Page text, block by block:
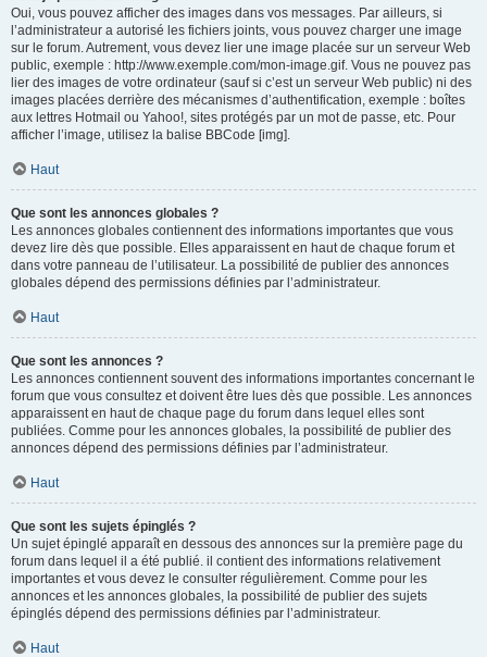
Oui, vous pouvez afficher des images dans vos messages. Par ailleurs, si
l’administrateur a autorisé les fichiers joints, vous pouvez charger une image
sur le forum. Autrement, vous devez lier une image placée sur un serveur Web
public, exemple : http://www.exemple.com/mon-image.gif. Vous ne pouvez pas
lier des images de votre ordinateur (sauf si c’est un serveur Web public) ni des
images placées derrière des mécanismes d’authentification, exemple : boîtes
aux lettres Hotmail ou Yahoo!, sites protégés par un mot de passe, etc. Pour
afficher l’image, utilisez la balise BBCode [img].
Haut
Que sont les annonces globales ?
Les annonces globales contiennent des informations importantes que vous
devez lire dès que possible. Elles apparaissent en haut de chaque forum et
dans votre panneau de l’utilisateur. La possibilité de publier des annonces
globales dépend des permissions définies par l’administrateur.
Haut
Que sont les annonces ?
Les annonces contiennent souvent des informations importantes concernant le
forum que vous consultez et doivent être lues dès que possible. Les annonces
apparaissent en haut de chaque page du forum dans lequel elles sont
publiées. Comme pour les annonces globales, la possibilité de publier des
annonces dépend des permissions définies par l’administrateur.
Haut
Que sont les sujets épinglés ?
Un sujet épinglé apparaît en dessous des annonces sur la première page du
forum dans lequel il a été publié. il contient des informations relativement
importantes et vous devez le consulter régulièrement. Comme pour les
annonces et les annonces globales, la possibilité de publier des sujets
épinglés dépend des permissions définies par l’administrateur.
Haut